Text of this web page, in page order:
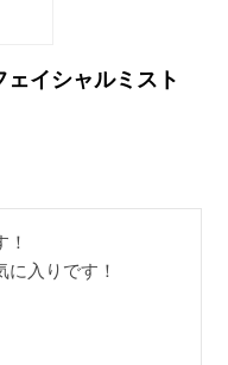
イシャルミスト
入りです！